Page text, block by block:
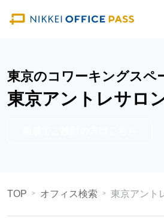
東京のコワーキングスペ
東京アントレサロ
TOP オフィス検索 東京アント